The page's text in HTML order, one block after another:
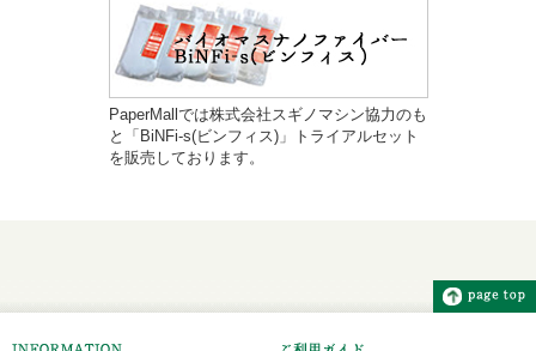
PaperMallでは株式会社スギノマシン協力のも
と「BiNFi-s(ビンフィス)」トライアルセット
を販売しております。